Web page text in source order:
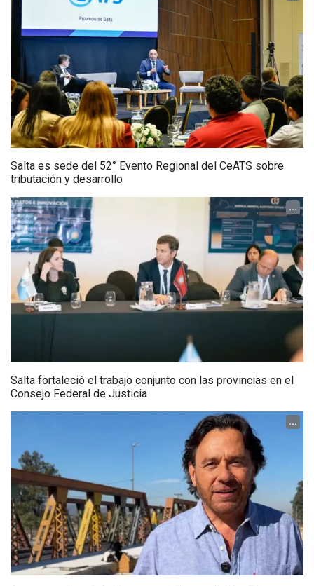
Salta es sede del 52° Evento Regional del CeATS sobre
tributación y desarrollo
...
Salta fortaleció el trabajo conjunto con las provincias en el
Consejo Federal de Justicia
...